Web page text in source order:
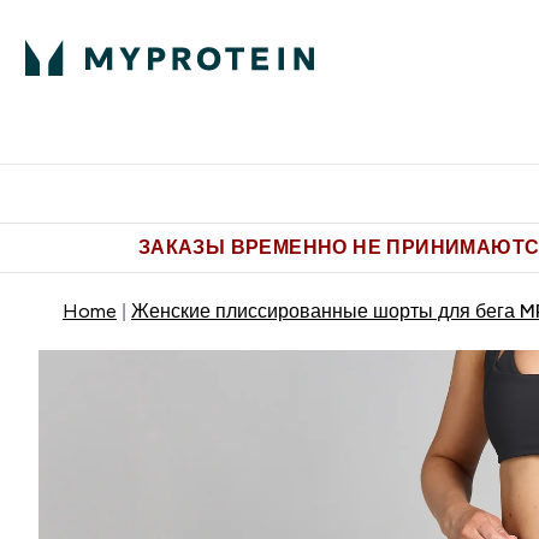
ЗАКАЗЫ ВРЕМЕННО НЕ
Home Женские плиссированные шорты для бега